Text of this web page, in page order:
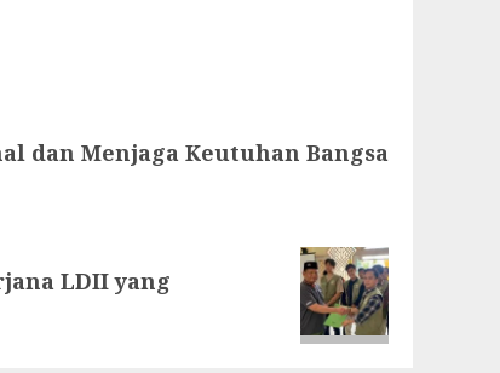
dan Menjaga Keutuhan Bangsa
LDII yang